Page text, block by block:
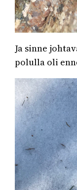
Ja sinne
polulla oli